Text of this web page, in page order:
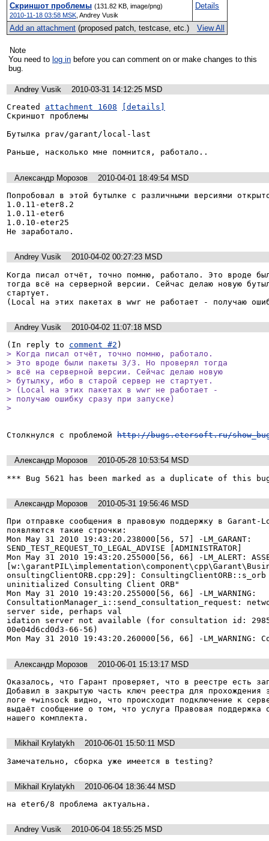
Скриншот проблемы (131.82 KB, image/png)
2010-11-18 03:58 MSK, Andrey Vusik
Details
View All
Add an attachment(proposed patch, testcase, etc.)
Note
You need to log in
bug.
Andrey Vusik
2010-03-31 14:12:25 MSD
Created attachment 1608
[details]
Скриншот проблемы
Бутылка prav/garant/local-last
Раньше, насколько мне помнится, работало..
Александр Морозов
2010-04-01 18:49:54 MSD
Попробовал в этой бутылке с различными версиями
1.0.11-eter8.2
1.0.11-eter6
1.0.10-eter25
Andrey Vusik
2010-04-02 00:27:23 MSD
Когда писал отчёт, точно помню, работало. Это вроде
тогда всё на серверной версии. Сейчас делаю новую
стартует.
(Local на этих пакетах в wwr не работает - получаю
Andrey Vusik
2010-04-02 11:07:18 MSD
(In reply to comment #2
> Когда писал отчёт, точно помню, работало.
> Это вроде были пакеты 3/3. Но проверял тогда
> всё на серверной версии. Сейчас делаю новую
> бутылку, ибо в старой сервер не стартует.
> (Local на этих пакетах в wwr не работает -
> получаю ошибку сразу при запуске)
>
Столкнулся с проблемой http://bugs.etersoft.ru/
Александр Морозов
2010-05-28 10:53:54 MSD
*** Bug 5621 has been marked as a duplicate of this
Александр Морозов
2010-05-31 19:56:46 MSD
При отправке сообщения в правовую поддержку в
появляются такие строчки:
Mon May 31 2010 19:43:20.238000[56, 57] -LM_GARANT:
SEND_TEST_REQUEST_TO_LEGAL_ADVISE [ADMINISTRATOR]
Mon May 31 2010 19:43:20.255000[56, 66] -LM_ALERT:
onsultingClientORB.cpp:29]:
uninitialized Consulting Client ORB"
Mon May 31 2010 19:43:20.255000[56, 66] -LM_WARNING:
ConsultationManager_i::send_consultation_request:
server side, perhaps val
idation server not available (for consultation id:
00e04d6cd0d3-66-56)
Александр Морозов
2010-06-01 15:13:17 MSD
Оказалось, что Гарант проверяет, что в реестре есть
Добавил в закрытую часть ключ реестра для прохождения
логе +winsock видно, что происходит подключение к
выдаёт сообщение о том, что услуга Правовая поддержка
Mikhail Krylatykh
2010-06-01 15:50:11 MSD
Замечательно, сборка уже имеется в testing?
Mikhail Krylatykh
2010-06-04 18:36:44 MSD
на eter6/8 проблема актуальна.
Andrey Vusik 2010-06-04 18:55:25 MSD